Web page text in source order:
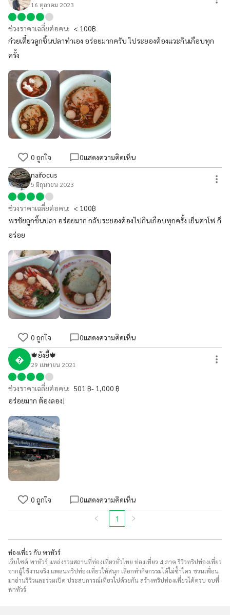
16 ตุลาคม 2023
ช่วงราคาเฉลี่ยต่อคน: < 100฿
ก๋วยเตี๋ยวลูกชิ้นปลาทำเอง อร่อยมากครับ ไประยองต้องแวะกินเกือบทุก
ครั้ง
0 ถูกใจ 0แสดงความคิดเห็น
naifocus
5 มิถุนายน 2023
ช่วงราคาเฉลี่ยต่อคน: < 100฿
พรชัยลูกชิ้นปลา อร่อยมาก กลับระยองต้องไปกินเกือบทุกครั้ง เย็นตาโฟ ก็
อร่อย
0 ถูกใจ 0แสดงความคิดเห็น
 🍁ย้งยี้🍁
29 เมษายน 2021
ช่วงราคาเฉลี่ยต่อคน: 501 ฿- 1,000 ฿
อร่อยมาก ต้องลอง!
0 ถูกใจ 0แสดงความคิดเห็น
1
ท่องเที่ยว กับ พาทัวร์
เว็บไซต์ พาทัวร์ แหล่งรวมสถานที่ท่องเที่ยวทั่วไทย ท่องเที่ยว 4 ภาค รีวิวทริปท่องเที่ยว
จากผู้ใช้งานจริง แพลนทริปท่องเที่ยวให้สนุก เลือกทำกิจกรรมได้ไม่ซ้ำใคร ชวนเพื่อน
มาอ่านรีวิวและร่วมเปิด ประสบการณ์เที่ยวไปด้วยกัน สร้างทริปท่องเที่ยวได้ครบ จบที่
พาทัวร์